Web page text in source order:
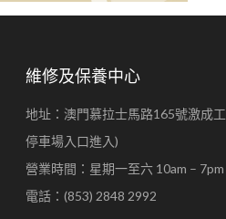
維修及保養中心
地址：澳門慕拉士馬路165號激成
停車場入口進入)
營業時間：星期一至六 10am – 7pm
電話：(853) 2848 2992